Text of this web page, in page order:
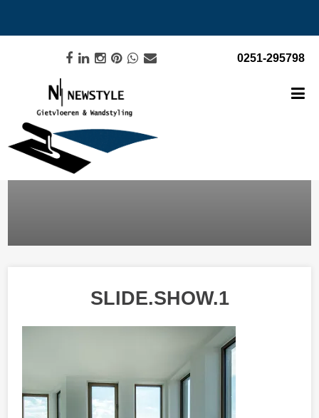
0251-295798
SLIDE.SHOW.1